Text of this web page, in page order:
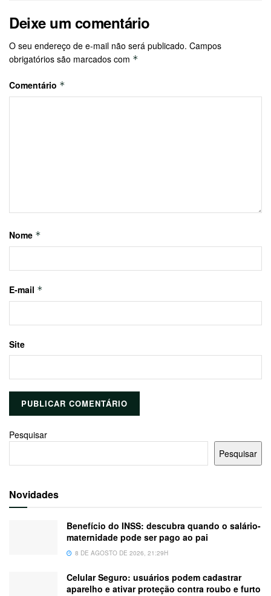
Deixe um comentário
O seu endereço de e-mail não será publicado. Campos
obrigatórios são marcados com *
Comentário *
Nome *
E-mail *
Site
Pesquisar
Pesquisar
Novidades
Benefício do INSS: descubra quando o salário-
maternidade pode ser pago ao pai
8 DE AGOSTO DE 2026, 21:29H
Celular Seguro: usuários podem cadastrar
aparelho e ativar proteção contra roubo e furto